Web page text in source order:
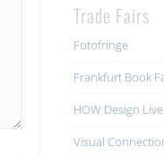
Trade Fairs
Fotofringe
Frankfurt Book
HOW Design Live
Visual